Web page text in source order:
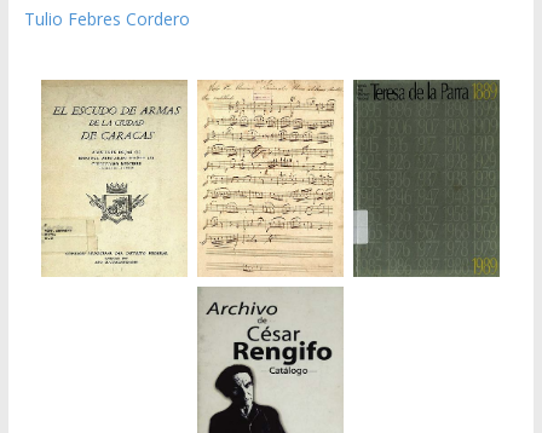
Tulio Febres Cordero